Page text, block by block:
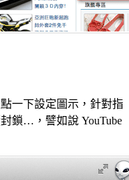
一下設定圖示，針對指
鎖…，譬如說 YouTube